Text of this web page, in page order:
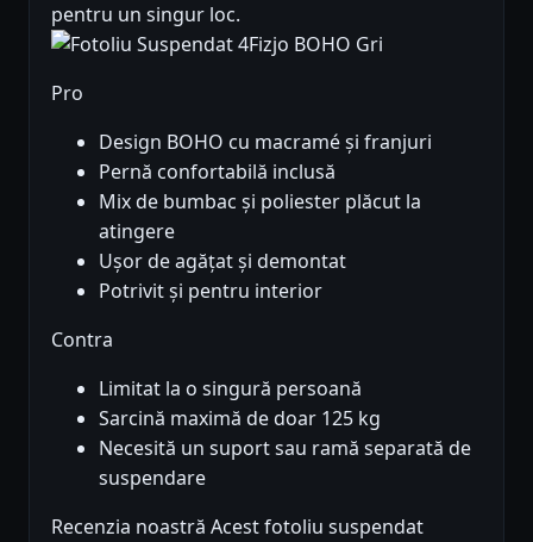
pentru un singur loc.
Pro
Design BOHO cu macramé și franjuri
Pernă confortabilă inclusă
Mix de bumbac și poliester plăcut la
atingere
Ușor de agățat și demontat
Potrivit și pentru interior
Contra
Limitat la o singură persoană
Sarcină maximă de doar 125 kg
Necesită un suport sau ramă separată de
suspendare
Recenzia noastră Acest fotoliu suspendat